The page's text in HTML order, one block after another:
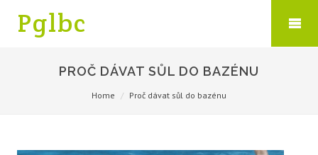
Pglbc
PROČ DÁVAT SŮL DO BAZÉNU
Home Proč dávat sůl do bazénu